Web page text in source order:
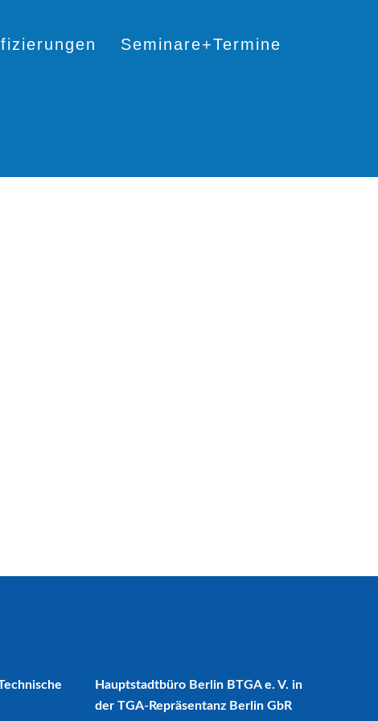
Seminare+Termine
Hauptstadtbüro Berlin BTGA e. V. in
der TGA-Repräsentanz Berlin GbR